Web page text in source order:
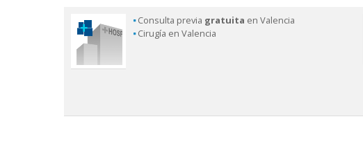
Consulta previa gratuita en Valencia
Cirugía en Valencia